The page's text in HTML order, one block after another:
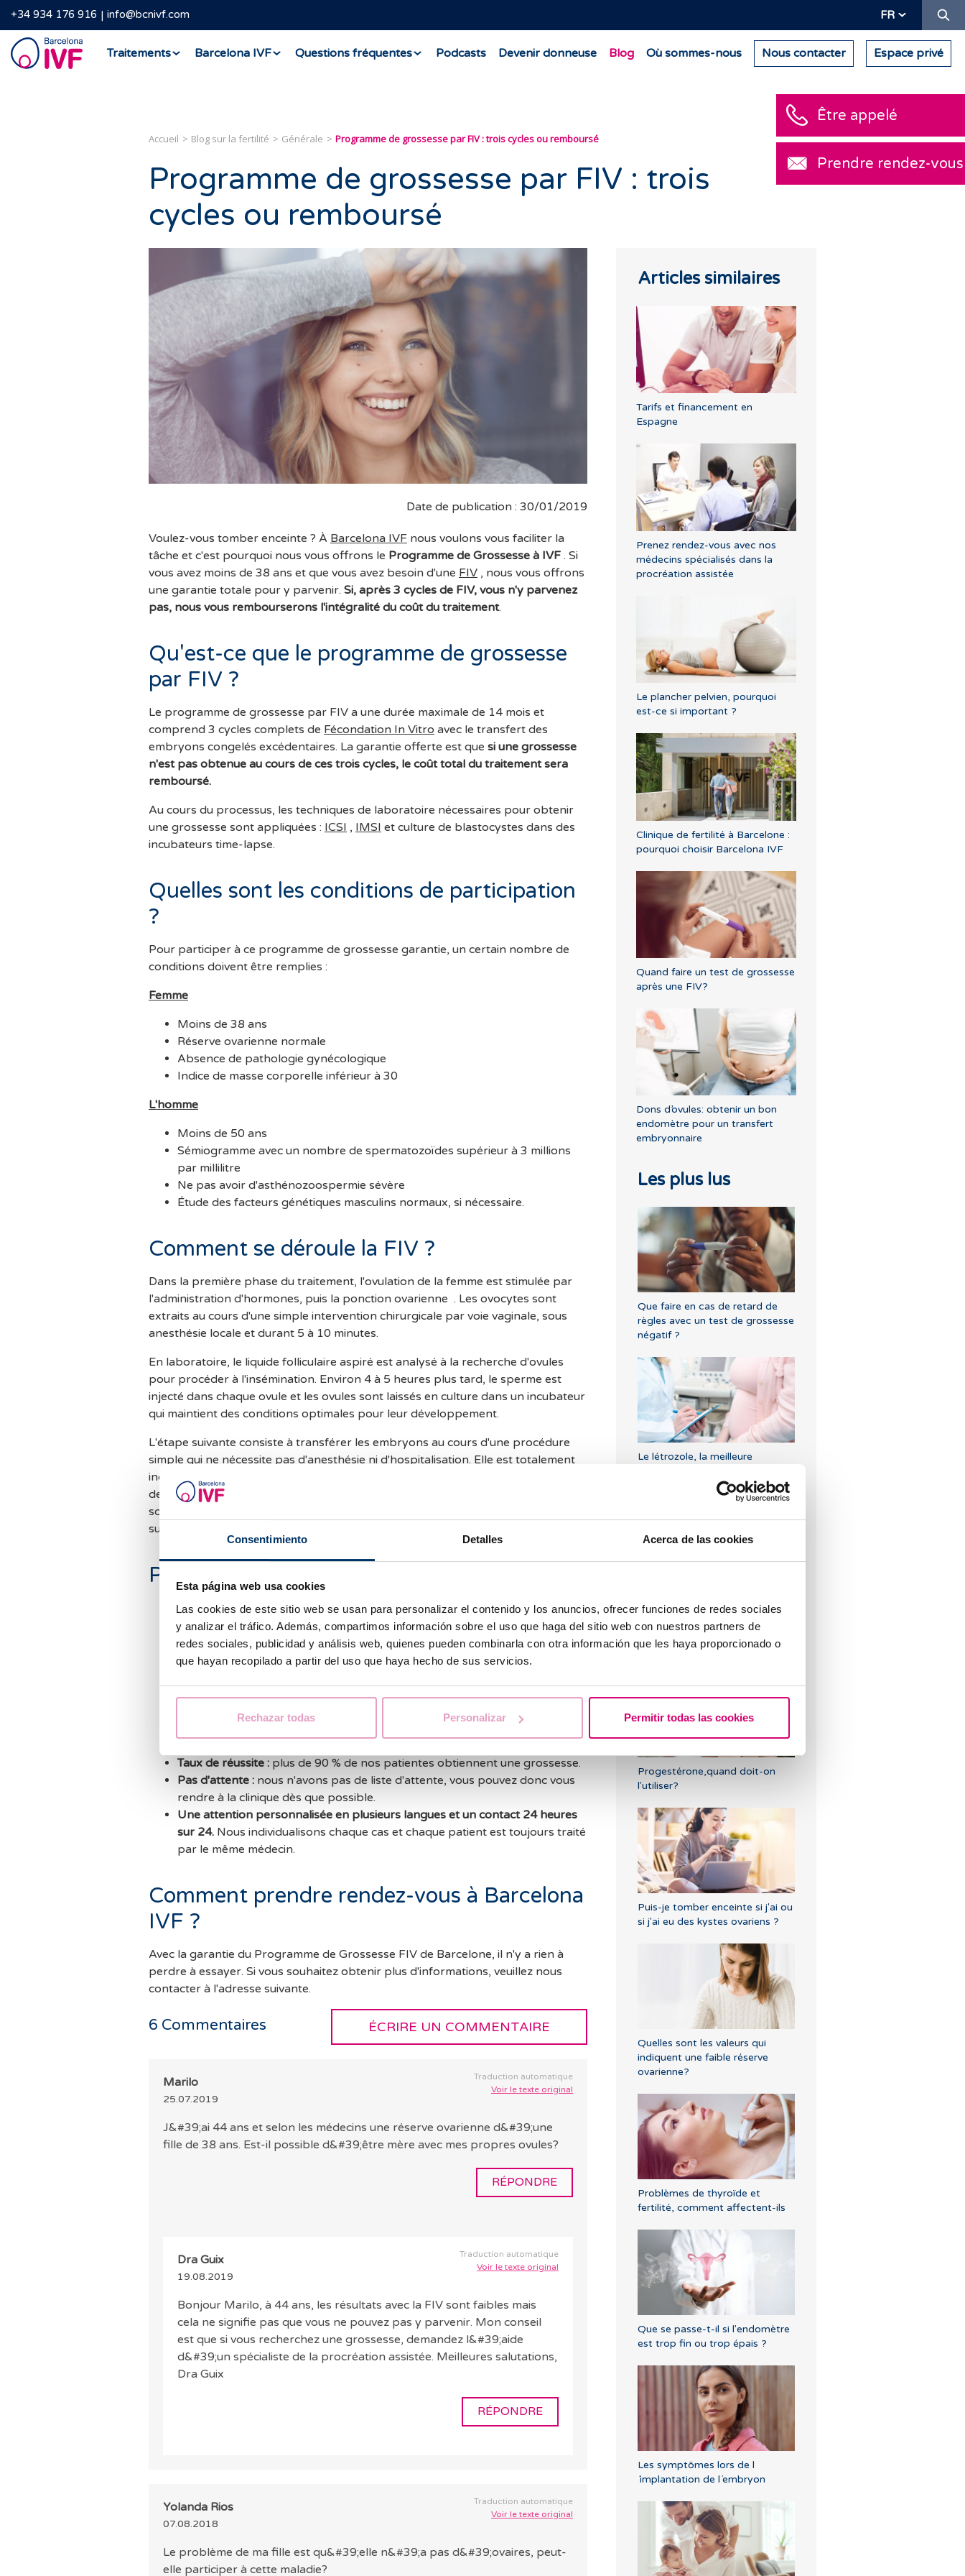
Consentimiento Detalles Acerca de las cookies
Esta página web usa cookies
Las cookies de este sitio web se usan para personalizar el contenido y los anuncios, ofrecer funciones de redes sociales
y analizar el tráfico. Además, compartimos información sobre el uso que haga del sitio web con nuestros partners de
redes sociales, publicidad y análisis web, quienes pueden combinarla con otra información que les haya proporcionado o
que hayan recopilado a partir del uso que haya hecho de sus servicios.
Rechazar todas Personalizar Permitir todas las cookies
+34 934 176 916 info@bcnivf.com FR
Barcelona
IVF
Traitements Barcelona IVF Questions fréquentes Podcasts Devenir donneuse Blog Où sommes-nous Nous contacter Espace privé
Accueil Blog sur la fertilité Générale Programme de grossesse par FIV : trois cycles ou remboursé
Programme de grossesse par FIV : trois
cycles ou remboursé
Date de publication : 30/01/2019
Voulez-vous tomber enceinte ? À Barcelona IVF
tâche et c'est pourquoi nous vous offrons le Programme de Grossesse à IVF . Si
vous avez moins de 38 ans et que vous avez besoin d'une FIV , nous vous offrons
une garantie totale pour y parvenir. Si, après 3 cycles de FIV, vous n'y parvenez
pas, nous vous rembourserons l'intégralité du coût du traitement.
Qu'est-ce que le programme de grossesse
par FIV ?
Le programme de grossesse par FIV a une durée maximale de 14 mois et
comprend 3 cycles complets de Fécondation In Vitro
embryons congelés excédentaires. La garantie offerte est que si une grossesse
n'est pas obtenue au cours de ces trois cycles, le coût total du traitement sera
remboursé.
Au cours du processus, les techniques de laboratoire nécessaires pour obtenir
une grossesse sont appliquées : ICSI , IMSI
incubateurs time-lapse.
Quelles sont les conditions de participation
?
Pour participer à ce programme de grossesse garantie, un certain nombre de
conditions doivent être remplies :
Femme
Moins de 38 ans
Réserve ovarienne normale
Absence de pathologie gynécologique
Indice de masse corporelle inférieur à 30
L'homme
Moins de 50 ans
Sémiogramme avec un nombre de spermatozoïdes supérieur à 3 millions
par millilitre
Ne pas avoir d'asthénozoospermie sévère
Étude des facteurs génétiques masculins normaux, si nécessaire.
Comment se déroule la FIV ?
Dans la première phase du traitement, l'ovulation de la femme est stimulée par
l'administration d'hormones, puis la ponction ovarienne . Les ovocytes sont
extraits au cours d'une simple intervention chirurgicale par voie vaginale, sous
anesthésie locale et durant 5 à 10 minutes.
En laboratoire, le liquide folliculaire aspiré est analysé à la recherche d'ovules
pour procéder à l'insémination. Environ 4 à 5 heures plus tard, le sperme est
injecté dans chaque ovule et les ovules sont laissés en culture dans un incubateur
qui maintient des conditions optimales pour leur développement.
L'étape suivante consiste à transférer les embryons au cours d'une procédure
simple qui ne nécessite pas d'anesthésie ni d'hospitalisation. Elle est totalement
indolore et de courte durée. Le gynécologue insère un cathéter à travers le col
de l'utérus et les embryons sont déposés dans l'utérus. Les embryons restants
sont conservés pour des cycles successifs, au cours desquels la femme ne devra
subir que cette dernière procédure.
Pourquoi choisir Barcelona IVF ?
Vous y trouverez uneéquipe pluridisciplinairede gynécologues,
andrologues, biologistes, anesthésistes et psychologues ayant une grande
expériencedans le domaine de la fertilité et pouvant apporter des solutions
à tous vos problèmes d'infertilité.
permet d'augmenter les taux de grossesse grâce à l'application de la
meilleure technologie et des dernières avancées médicales.
Taux de réussite : plus de 90 % de nos patientes obtiennent une grossesse.
Pas d'attente : nous n'avons pas de liste d'attente, vous pouvez donc vous
rendre à la clinique dès que possible.
Une attention personnalisée en plusieurs langues et un contact 24 heures
sur 24. Nous individualisons chaque cas et chaque patient est toujours traité
par le même médecin.
Comment prendre rendez-vous à Barcelona
IVF ?
Avec la garantie du Programme de Grossesse FIV de Barcelone, il n'y a rien à
perdre à essayer. Si vous souhaitez obtenir plus d'informations, veuillez nous
contacter à l'adresse suivante.
ÉCRIRE UN COMMENTAIRE
6 Commentaires
Traduction automatique
Voir le texte original
Marilo
25.07.2019
J&#39;ai 44 ans et selon les médecins une réserve ovarienne d&#39;une
fille de 38 ans. Est-il possible d&#39;être mère avec mes propres ovules?
RÉPONDRE
Traduction automatique
Voir le texte original
Dra Guix
19.08.2019
Bonjour Marilo, à 44 ans, les résultats avec la FIV sont faibles mais
cela ne signifie pas que vous ne pouvez pas y parvenir. Mon conseil
est que si vous recherchez une grossesse, demandez l&#39;aide
d&#39;un spécialiste de la procréation assistée. Meilleures salutations,
Dra Guix
RÉPONDRE
Traduction automatique
Voir le texte original
Yolanda Rios
07.08.2018
Le problème de ma fille est qu&#39;elle n&#39;a pas d&#39;ovaires, peut-
elle participer à cette maladie?
Articles similaires
Tarifs et financement en
Espagne
Prenez rendez-vous avec nos
médecins spécialisés dans la
procréation assistée
Le plancher pelvien, pourquoi
est-ce si important ?
Clinique de fertilité à Barcelone :
pourquoi choisir Barcelona IVF
Quand faire un test de grossesse
après une FIV?
Dons d’ovules: obtenir un bon
endomètre pour un transfert
embryonnaire
Les plus lus
Que faire en cas de retard de
règles avec un test de grossesse
négatif ?
Le létrozole, la meilleure
l'ovulation chez les femmes
atteintes du syndrome de
Pertes brunes : causes, lien avec
les règles et la grossesse
Progestérone,quand doit-on
l'utiliser?
Puis-je tomber enceinte si j'ai ou
si j'ai eu des kystes ovariens ?
Quelles sont les valeurs qui
indiquent une faible réserve
ovarienne?
Problèmes de thyroïde et
fertilité, comment affectent-ils
Que se passe-t-il si l'endomètre
est trop fin ou trop épais ?
Les symptômes lors de l
´implantation de l´embryon
Être appelé
Prendre rendez-